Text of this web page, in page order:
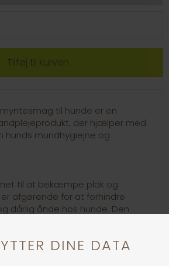
til hunde er en
der hjælper med
hunds mundhygiejne og
til at bekæmpe plak og
afgørende for at forhindre
dårlig ånde hos hunde. Den
tandplejerutinen mere